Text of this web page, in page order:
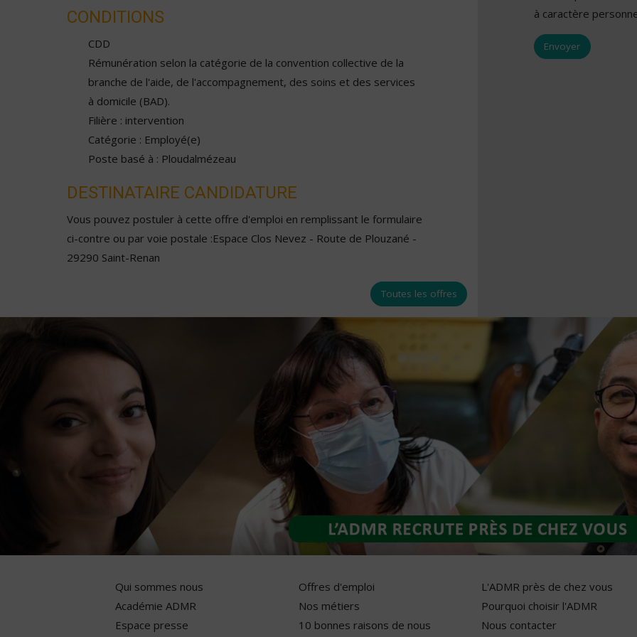
CONDITIONS
CDD
Rémunération selon la catégorie de la convention collective de la
branche de l'aide, de l'accompagnement, des soins et des services
à domicile (BAD).
Filière : intervention
Catégorie : Employé(e)
Poste basé à : Ploudalmézeau
DESTINATAIRE CANDIDATURE
Vous pouvez postuler à cette offre d'emploi en remplissant le formulaire
ci-contre ou par voie postale :Espace Clos Nevez - Route de Plouzané -
29290 Saint-Renan
Toutes les offres
à caractère
Qui sommes nous
Académie ADMR
Espace presse
Offres d'emploi
Nos métiers
10 bonnes raisons de nous
L'ADMR près de chez vous
Pourquoi choisir l'ADMR
Nous contacter